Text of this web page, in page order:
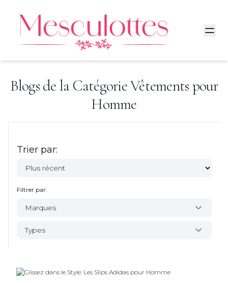
Blogs de la CatégorieVêtements pour
Homme
Trier par:
Filtrer par:
Marques
Types